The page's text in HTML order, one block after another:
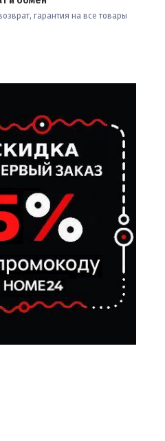
гарантия на все товары